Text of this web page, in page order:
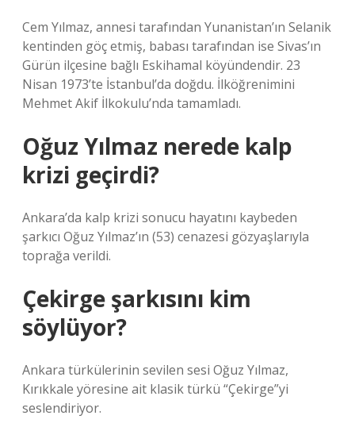
Cem Yılmaz, annesi tarafından Yunanistan’ın Selanik
kentinden göç etmiş, babası tarafından ise Sivas’ın
Gürün ilçesine bağlı Eskihamal köyündendir. 23
Nisan 1973’te İstanbul’da doğdu. İlköğrenimini
Mehmet Akif İlkokulu’nda tamamladı.
Oğuz Yılmaz nerede kalp
krizi geçirdi?
Ankara’da kalp krizi sonucu hayatını kaybeden
şarkıcı Oğuz Yılmaz’ın (53) cenazesi gözyaşlarıyla
toprağa verildi.
Çekirge şarkısını kim
söylüyor?
Ankara türkülerinin sevilen sesi Oğuz Yılmaz,
Kırıkkale yöresine ait klasik türkü “Çekirge”yi
seslendiriyor.